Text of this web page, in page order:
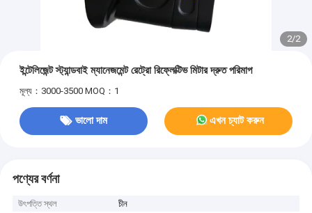
2/2
ইন্টেলিজেন্ট স্ট্যান্ডবাই ম্যানেজমেন্ট রেট্রো রিফ্লেক্টিভ মিটার দ্রুত পরিমাপ
মূল্য：3000-3500 MOQ：1
ভালো দাম এখন চ্যাট করুন
পণ্যের বর্ণনা
উৎপত্তি স্থল
চীন